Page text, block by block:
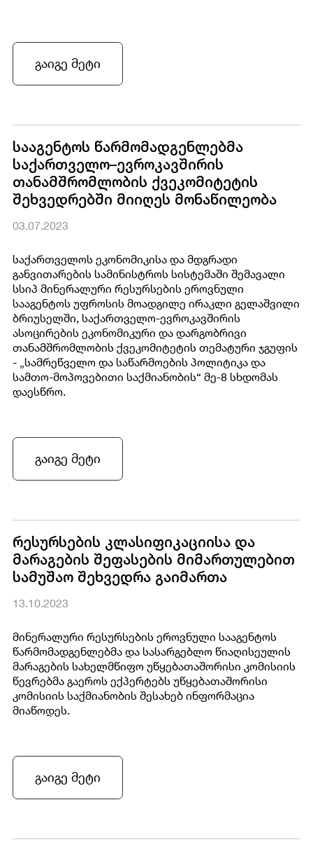
გაიგე მეტი
სააგენტოს წარმომადგენლებმა
საქართველო–ევროკავშირის
თანამშრომლობის ქვეკომიტეტის
შეხვედრებში მიიღეს მონაწილეობა
03.07.2023
საქართველოს ეკონომიკისა და მდგრადი
განვითარების სამინისტროს სისტემაში შემავალი
სსიპ მინერალური რესურსების ეროვნული
სააგენტოს უფროსის მოადგილე ირაკლი გელაშვილი
ბრიუსელში, საქართველო-ევროკავშირის
ასოცირების ეკონომიკური და დარგობრივი
თანამშრომლობის ქვეკომიტეტის თემატური ჯგუფის
- „სამრეწველო და საწარმოების პოლიტიკა და
სამთო-მოპოვებითი საქმიანობის“ მე-8 სხდომას
დაესწრო.
გაიგე მეტი
რესურსების კლასიფიკაციისა და
მარაგების შეფასების მიმართულებით
სამუშაო შეხვედრა გაიმართა
13.10.2023
მინერალური რესურსების ეროვნული სააგენტოს
წარმომადგენლებმა და სასარგებლო წიაღისეულის
მარაგების სახელმწიფო უწყებათაშორისი კომისიის
წევრებმა გაეროს ექპერტებს უწყებათაშორისი
კომისიის საქმიანობის შესახებ ინფორმაცია
მიაწოდეს.
გაიგე მეტი